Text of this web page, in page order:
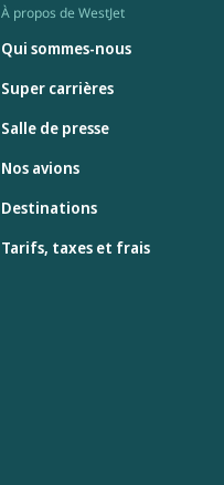
À propos de WestJet
Qui sommes-nous
Super carrières
Salle de presse
Nos avions
Destinations
Tarifs, taxes et frais